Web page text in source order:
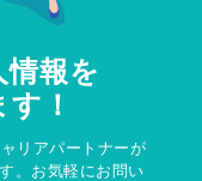
報を
！
リアパートナーが
。お気軽にお問い